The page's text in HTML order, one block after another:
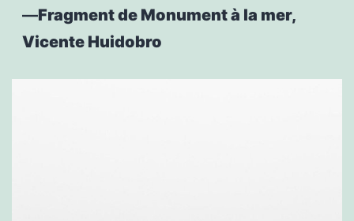
—Fragment de Monument à la mer,
Vicente Huidobro